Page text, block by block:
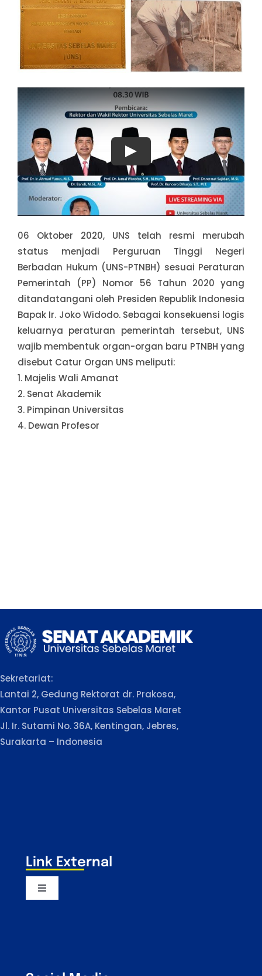
06 Oktober 2020, UNS telah resmi merubah
status menjadi Perguruan Tinggi Negeri
Berbadan Hukum (UNS-PTNBH) sesuai Peraturan
Pemerintah (PP) Nomor 56 Tahun 2020 yang
ditandatangani oleh Presiden Republik Indonesia
Bapak Ir. Joko Widodo. Sebagai konsekuensi logis
keluarnya peraturan pemerintah tersebut, UNS
wajib membentuk organ-organ baru PTNBH yang
disebut Catur Organ UNS meliputi:
1. Majelis Wali Amanat
2. Senat Akademik
3. Pimpinan Universitas
4. Dewan Profesor
Sekretariat:
Lantai 2, Gedung Rektorat dr. Prakosa,
Kantor Pusat Universitas Sebelas Maret
Jl. Ir. Sutami No. 36A, Kentingan, Jebres,
Surakarta – Indonesia
Link External
Toggle